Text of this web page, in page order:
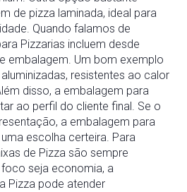
de pizza laminada, ideal para
Quando falamos de
Pizzarias incluem desde
embalagem. Um bom exemplo
resistentes ao calor
disso, a embalagem para
ao perfil do cliente final. Se o
a embalagem para
escolha certeira. Para
de Pizza são sempre
seja economia, a
Pizza pode atender